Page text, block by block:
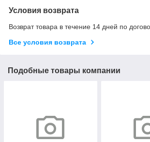
Условия возврата
Возврат товара в течение 14 дней по
Все условия возврата
Подобные товары компании